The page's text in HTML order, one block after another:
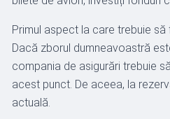
Primul aspect la care trebuie
Dacă zborul dumneavoastră
compania de asigurări trebuie
acest punct. De aceea, la
actuală.